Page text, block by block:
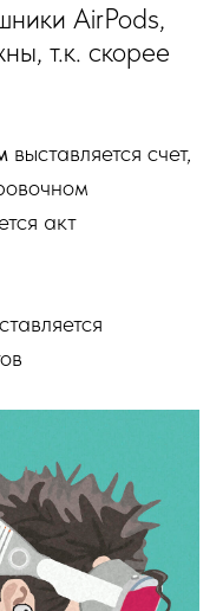
AirPods,
т.к. скорее
выставляется счет,
акт